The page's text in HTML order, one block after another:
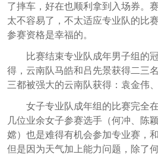
了摔车，好在也顺利拿到入场券。
太不容易了，不太适应专业队的比
参赛资格是幸福的。
比赛结束专业队成年男子组的
得，云南队马皓和吕先景获得二三
三都被强大的云南队获得：袁金伟
女子专业队成年组的比赛完全
几位业余女子参赛选手（何冲、陈
嫦）也是难得有机会参加专业赛，
但是因为天气加上能力问题，除了